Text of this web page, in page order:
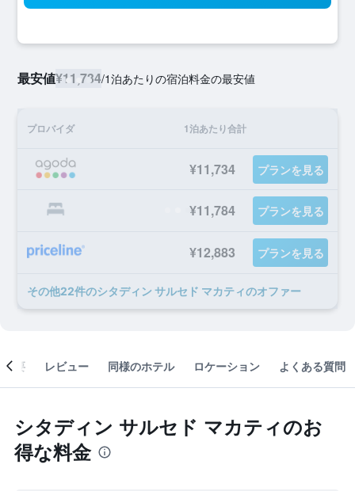
最安値¥11,734/1泊あたりの宿泊料金の最安値
プロバイダ 1泊あたり合計
¥11,734 プランを見る
¥11,784 プランを見る
¥12,883 プランを見る
​その他22​件のシタディン サルセド マカティのオファー
概要 レビュー 同様のホテル ロケーション よくある質問
シタディン サルセド マカティのお
得な料金